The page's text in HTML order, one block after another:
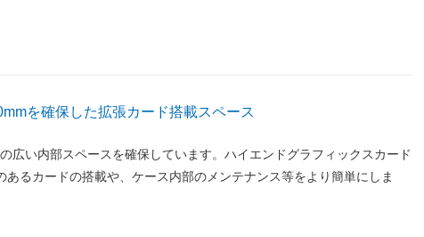
を確保した拡張カード搭載スペース
広い内部スペースを確保しています。ハイエンドグラフィックスカード
あるカードの搭載や、ケース内部のメンテナンス等をより簡単にしま